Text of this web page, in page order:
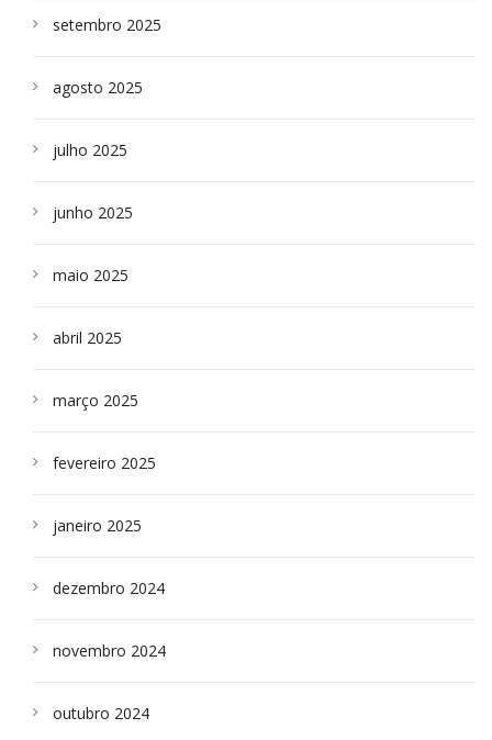
setembro 2025
agosto 2025
julho 2025
junho 2025
maio 2025
abril 2025
março 2025
fevereiro 2025
janeiro 2025
dezembro 2024
novembro 2024
outubro 2024